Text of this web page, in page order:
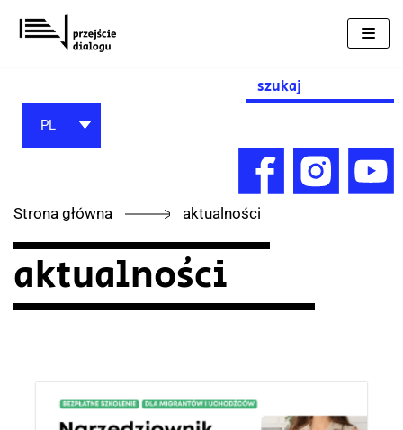
Przejdź
do
Search
for:
PL
Strona główna aktualności
aktualności